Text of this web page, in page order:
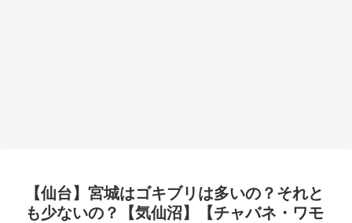
【仙台】宮城はゴキブリは多いの？それと
も少ないの？【気仙沼】【チャバネ・ワモ